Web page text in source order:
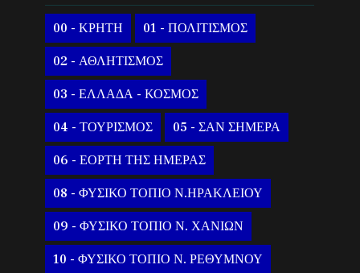
00 - ΚΡΗΤΗ 01 - ΠΟΛΙΤΙΣΜΟΣ
02 - ΑΘΛΗΤΙΣΜΟΣ
03 - ΕΛΛΑΔΑ - ΚΟΣΜΟΣ
04 - ΤΟΥΡΙΣΜΟΣ 05 - ΣΑΝ ΣΗΜΕΡΑ
06 - ΕΟΡΤΗ ΤΗΣ ΗΜΕΡΑΣ
08 - ΦΥΣΙΚΟ ΤΟΠΙΟ Ν.ΗΡΑΚΛΕΙΟΥ
09 - ΦΥΣΙΚΟ ΤΟΠΙΟ Ν. ΧΑΝΙΩΝ
10 - ΦΥΣΙΚΟ ΤΟΠΙΟ Ν. ΡΕΘΥΜΝΟΥ